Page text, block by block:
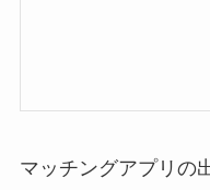
マッチングアプリの